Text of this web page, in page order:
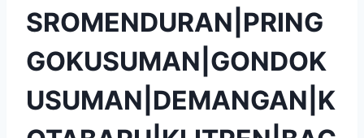
SROMENDURAN|PRING
GOKUSUMAN|GONDOK
USUMAN|DEMANGAN|K